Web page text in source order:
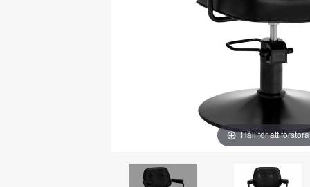
Håll för att förstora